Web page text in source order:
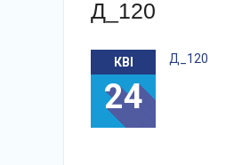
Д_120
КВІ
24
Д_120